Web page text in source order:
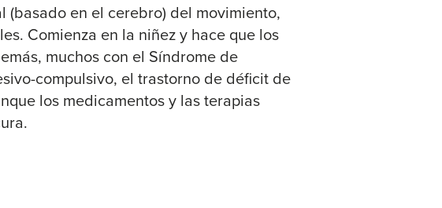
(basado en el cerebro) del movimiento,
Comienza en la niñez y hace que los
muchos con el Síndrome de
compulsivo, el trastorno de déficit de
los medicamentos y las terapias